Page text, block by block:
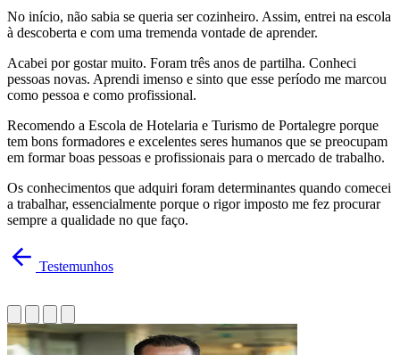
No início, não sabia se queria ser cozinheiro. Assim, entrei na escola
à descoberta e com uma tremenda vontade de aprender.
Acabei por gostar muito. Foram três anos de partilha. Conheci
pessoas novas. Aprendi imenso e sinto que esse período me marcou
como pessoa e como profissional.
Recomendo a Escola de Hotelaria e Turismo de Portalegre porque
tem bons formadores e excelentes seres humanos que se preocupam
em formar boas pessoas e profissionais para o mercado de trabalho.
Os conhecimentos que adquiri foram determinantes quando comecei
a trabalhar, essencialmente porque o rigor imposto me fez procurar
sempre a qualidade no que faço.
Testemunhos